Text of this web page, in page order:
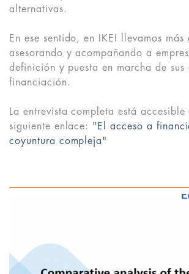
alternativas.
En ese sentido, en IKEI llevamos
asesorando y acompañando a
definición y puesta en marcha de sus
financiación.
La entrevista completa está accesible
siguiente enlace: "El acceso a
coyuntura compleja"